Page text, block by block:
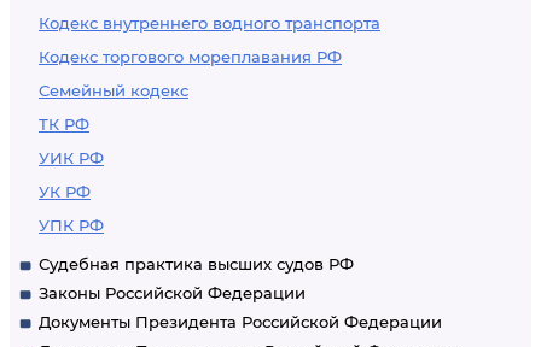
Кодекс внутреннего водного транспорта
Кодекс торгового мореплавания РФ
Семейный кодекс
ТК РФ
УИК РФ
УК РФ
УПК РФ
Судебная практика высших судов РФ
Законы Российской Федерации
Документы Президента Российской Федерации